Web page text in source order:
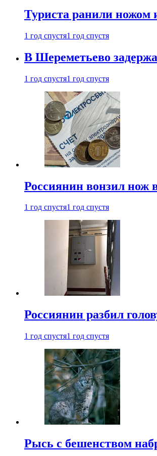
Туриста ранили
1 год спустя1 год спустя
В Шереметьево
1 год спустя1 год спустя
Россиянин вонзил нож
1 год спустя1 год спустя
Россиянин разбил
1 год спустя1 год спустя
Рысь с бешенством